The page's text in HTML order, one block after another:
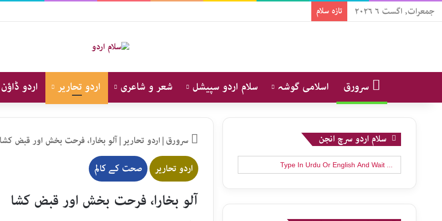
جمعرات, اگست ۶ ۲۰۲۶ تازہ سلام
سرورق اسلامی گوشہ سلام اردو سپیشل شعر و شاعری اردو تحاریر اردو
سرورق|اردو تحاریر |آلو بخارا، فرحت بخش اور قبض کشا
اردو تحاریر صحت کے کالم
آلو بخارا، فرحت بخش اور قبض کشا
سلام اردو سرچ انجن
Search
for: